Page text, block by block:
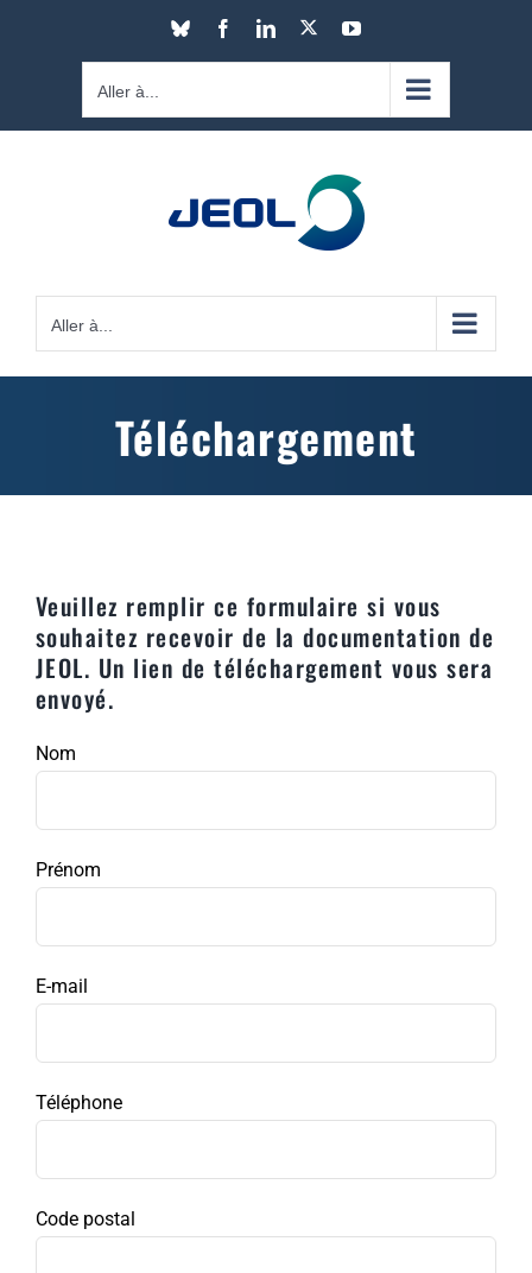
Bluesky FacebookLinkedIn YouTube
Aller à...
Aller à...
Téléchargement
Veuillez remplir ce formulaire si vous
souhaitez recevoir de la documentation de
JEOL. Un lien de téléchargement vous sera
envoyé.
Nom
Prénom
E-mail
Téléphone
Code postal